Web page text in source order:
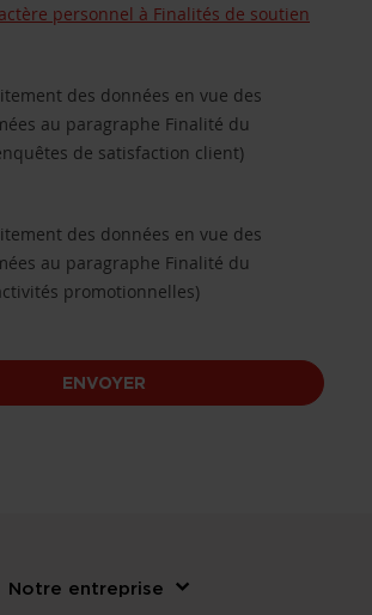
personnel à Finalités de soutien
for Purposes of processing B.2
des données en vue des
au paragraphe Finalité du
de satisfaction client)
for Purposes of processing B.3
des données en vue des
au paragraphe Finalité du
promotionnelles)
ENVOYER
Notre entreprise